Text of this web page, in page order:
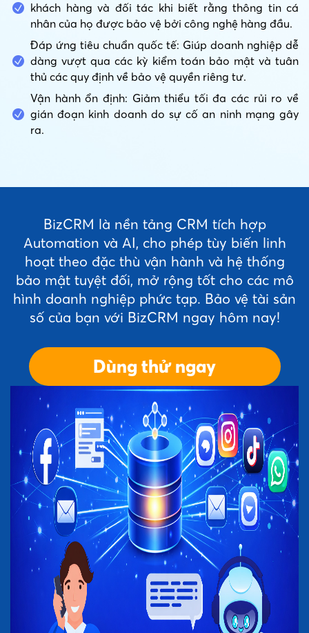
khách hàng và đối tác khi biết rằng thông tin cá
nhân của họ được bảo vệ bởi công nghệ hàng đầu.
Đáp ứng tiêu chuẩn quốc tế: Giúp doanh nghiệp dễ
dàng vượt qua các kỳ kiểm toán bảo mật và tuân
thủ các quy định về bảo vệ quyền riêng tư.
Vận hành ổn định: Giảm thiểu tối đa các rủi ro về
gián đoạn kinh doanh do sự cố an ninh mạng gây
ra.
BizCRM là nền tảng CRM tích hợp
Automation và AI, cho phép tùy biến linh
hoạt theo đặc thù vận hành và hệ thống
bảo mật tuyệt đối, mở rộng tốt cho các mô
hình doanh nghiệp phức tạp. Bảo vệ tài sản
số của bạn với BizCRM ngay hôm nay!
Dùng thử ngay